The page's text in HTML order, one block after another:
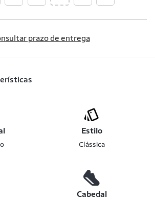
prazo de entrega
Estilo
Clássica
Cabedal